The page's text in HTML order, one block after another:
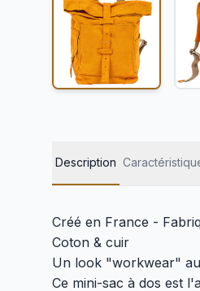
Description
Créé en France -
Coton & cuir
Un look "workwear"
Ce mini-sac à dos est